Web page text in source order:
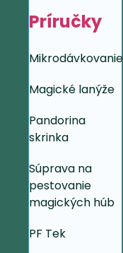
Príručky
Mikrodávkovanie
Magické lanýže
Pandorina
skrinka
Súprava na
pestovanie
magických húb
PF Tek